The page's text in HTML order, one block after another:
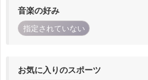
音楽の好み
指定されていない
お気に入りのスポーツ